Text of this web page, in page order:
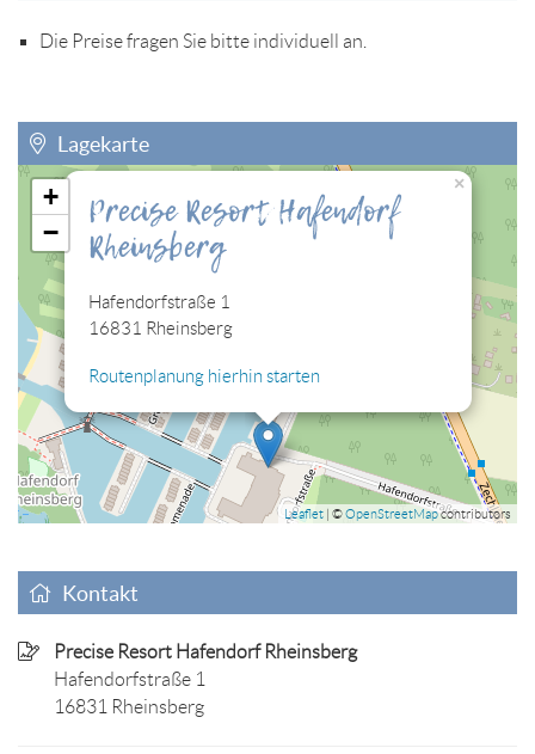
Die Preise fragen Sie bitte individuell an.
Lagekarte
Sie müssen die Cookies der Kategorie "Personalisierung"
zulassen, damit Sie die hier eingebettete Lagekarte sehen
können.
Cookies jetzt bearbeiten
Precise Resort Hafendorf
Rheinsberg
Hafendorfstraße 1
16831 Rheinsberg
Routenplanung hierhin starten
×
+
−
Leaflet | ©OpenStreetMapcontributors
Kontakt
Precise Resort Hafendorf Rheinsberg
Hafendorfstraße 1
16831 Rheinsberg